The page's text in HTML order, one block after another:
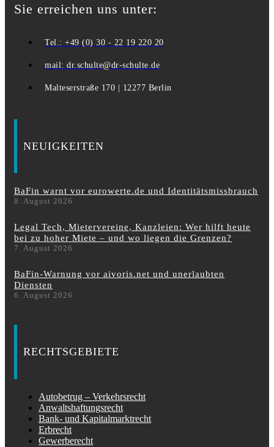
Sie erreichen uns unter:
Tel.: +49 (0) 30 - 22 19 220 20
mail: dr.schulte@dr-schulte.de
Malteserstraße 170 | 12277 Berlin
NEUIGKEITEN
BaFin warnt vor eurowerte.de und Identitätsmissbrauch
8. August 2026
Legal Tech, Mietervereine, Kanzleien: Wer hilft heute
bei zu hoher Miete – und wo liegen die Grenzen?
7. August 2026
BaFin-Warnung vor aivoris.net und unerlaubten
Diensten
6. August 2026
RECHTSGEBIETE
Autobetrug – Verkehrsrecht
Anwaltshaftungsrecht
Bank- und Kapitalmarktrecht
Erbrecht
Gewerberecht